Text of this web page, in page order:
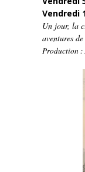
Vendredi
Un jour, la
aventures
Production :